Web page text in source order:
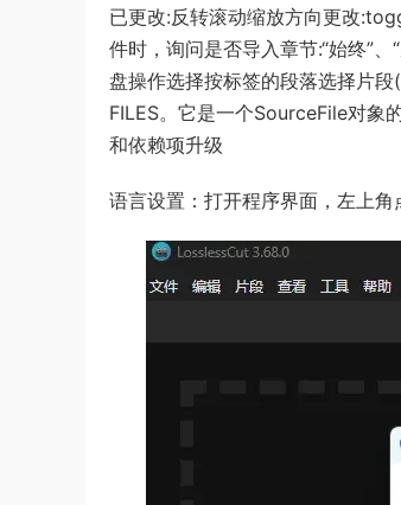
已更改:反转滚动缩放方向更改
件时，询问是否导入章节:“始终”
盘操作选择按标签的段落选择片
FILES。它是一个SourceFile对象
和依赖项升级
语言设置：打开程序界面，左上